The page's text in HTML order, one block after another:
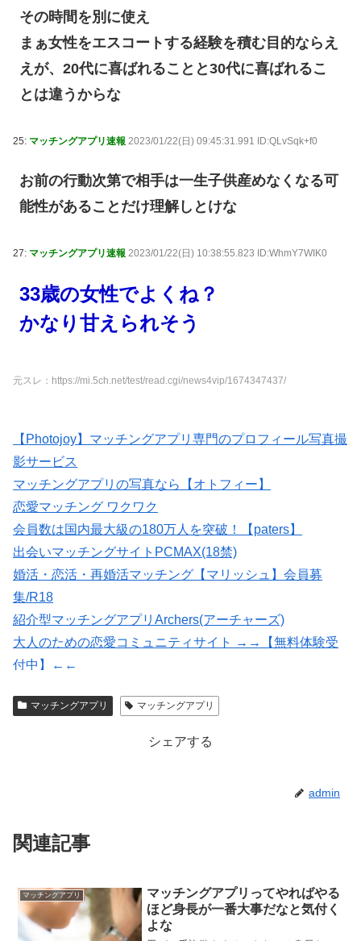
その時間を別に使え
まぁ女性をエスコートする経験を積む目的ならえ
えが、20代に喜ばれることと30代に喜ばれるこ
とは違うからな
25: マッチングアプリ速報 2023/01/22(日) 09:45:31.991 ID:QLvSqk+f0
お前の行動次第で相手は一生子供産めなくなる可
能性があることだけ理解しとけな
27: マッチングアプリ速報 2023/01/22(日) 10:38:55.823 ID:WhmY7WIK0
33歳の女性でよくね？
かなり甘えられそう
元スレ：https://mi.5ch.net/test/read.cgi/news4vip/1674347437/
【Photojoy】マッチングアプリ専門のプロフィール写真撮
影サービス
マッチングアプリの写真なら【オトフィー】
恋愛マッチング ワクワク
会員数は国内最大級の180万人を突破！【paters】
出会いマッチングサイトPCMAX(18禁)
婚活・恋活・再婚活マッチング【マリッシュ】会員募
集/R18
紹介型マッチングアプリArchers(アーチャーズ)
大人のための恋愛コミュニティサイト →→【無料体験受
付中】←←
いいねがもらえる写真を撮影【マッチングフォト】
マッチングアプリ マッチングアプリ
シェアする
admin
関連記事
マッチングアプリ
マッチングアプリってやればやる
ほど身長が一番大事だなと気付く
よな